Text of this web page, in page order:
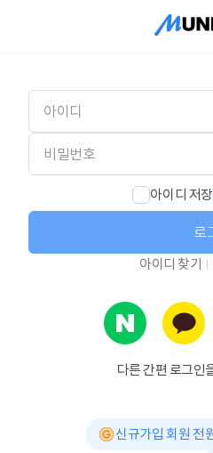
아이디 저장
로
아이디 찾기
다른 간편 로그인
신규가입 회원 전